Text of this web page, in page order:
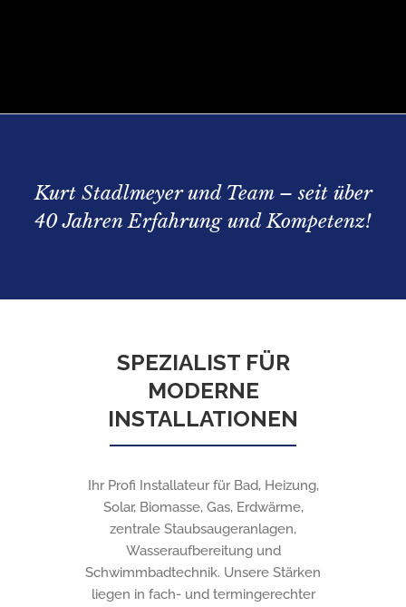
Kurt Stadlmeyer und Team – seit über
40 Jahren Erfahrung und Kompetenz!
SPEZIALIST FÜR
MODERNE
INSTALLATIONEN
Ihr Profi Installateur für Bad, Heizung,
Solar, Biomasse, Gas, Erdwärme,
zentrale Staubsaugeranlagen,
Wasseraufbereitung und
Schwimmbadtechnik. Unsere Stärken
liegen in fach- und termingerechter